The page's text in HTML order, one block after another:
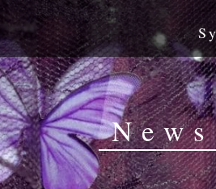
News